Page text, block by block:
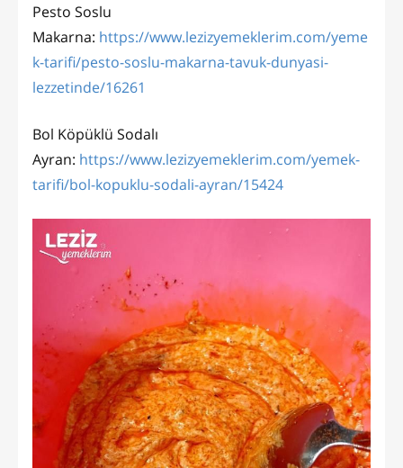
Pesto Soslu
Makarna: https://www.lezizyemeklerim.com/yeme
k-tarifi/pesto-soslu-makarna-tavuk-dunyasi-
lezzetinde/16261
Bol Köpüklü Sodalı
Ayran: https://www.lezizyemeklerim.com/yemek-
tarifi/bol-kopuklu-sodali-ayran/15424